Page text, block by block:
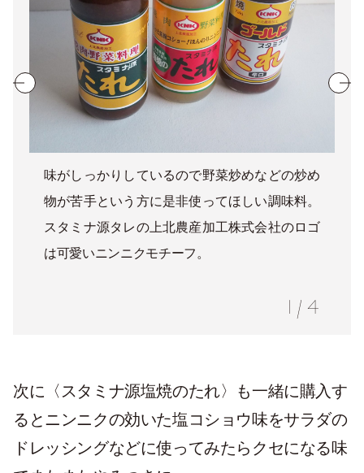
味がしっかりしているので野菜炒めなどの炒め
物が苦手という方に是非使ってほしい調味料。
スタミナ源タレの上北農産加工株式会社のロゴ
は可愛いニンニクモチーフ。
1 / 4
次に〈スタミナ源塩焼のたれ〉も一緒に購入す
るとニンニクの効いた塩コショウ味をサラダの
ドレッシングなどに使ってみたらクセになる味